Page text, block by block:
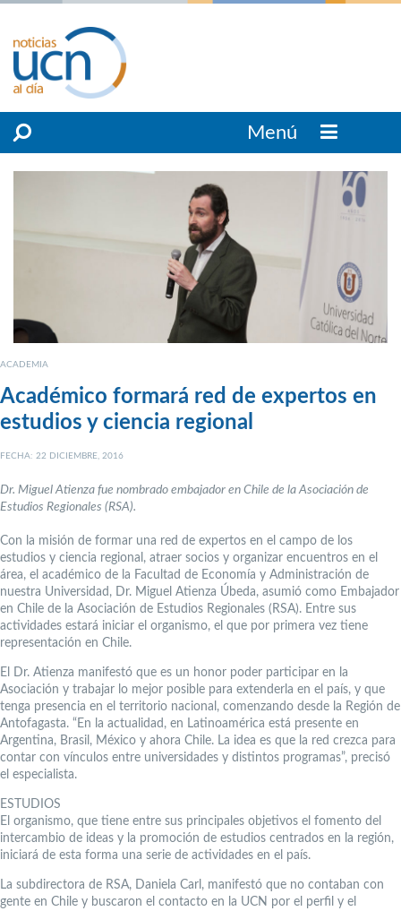
Menú
ACADEMIA
Académico formará red de expertos en
estudios y ciencia regional
FECHA: 22 DICIEMBRE, 2016
Dr. Miguel Atienza fue nombrado embajador en Chile de la Asociación de
Estudios Regionales (RSA).
Con la misión de formar una red de expertos en el campo de los
estudios y ciencia regional, atraer socios y organizar encuentros en el
área, el académico de la Facultad de Economía y Administración de
nuestra Universidad, Dr. Miguel Atienza Úbeda, asumió como Embajador
en Chile de la Asociación de Estudios Regionales (RSA). Entre sus
actividades estará iniciar el organismo, el que por primera vez tiene
representación en Chile.
El Dr. Atienza manifestó que es un honor poder participar en la
Asociación y trabajar lo mejor posible para extenderla en el país, y que
tenga presencia en el territorio nacional, comenzando desde la Región de
Antofagasta. “En la actualidad, en Latinoamérica está presente en
Argentina, Brasil, México y ahora Chile. La idea es que la red crezca para
contar con vínculos entre universidades y distintos programas”, precisó
el especialista.
ESTUDIOS
El organismo, que tiene entre sus principales objetivos el fomento del
intercambio de ideas y la promoción de estudios centrados en la región,
iniciará de esta forma una serie de actividades en el país.
La subdirectora de RSA, Daniela Carl, manifestó que no contaban con
gente en Chile y buscaron el contacto en la UCN por el perfil y el